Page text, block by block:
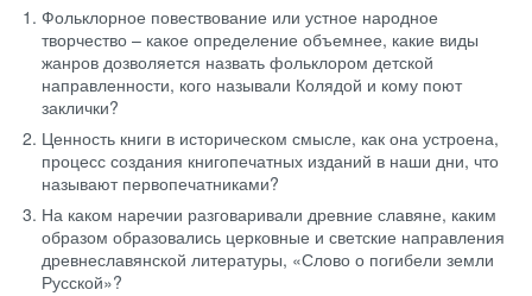
Фольклорное повествование или устное народное
творчество – какое определение объемнее, какие виды
жанров дозволяется назвать фольклором детской
направленности, кого называли Колядой и кому поют
заклички?
Ценность книги в историческом смысле, как она устроена,
процесс создания книгопечатных изданий в наши дни, что
называют первопечатниками?
На каком наречии разговаривали древние славяне, каким
образом образовались церковные и светские направления
древнеславянской литературы, «Слово о погибели земли
Русской»?